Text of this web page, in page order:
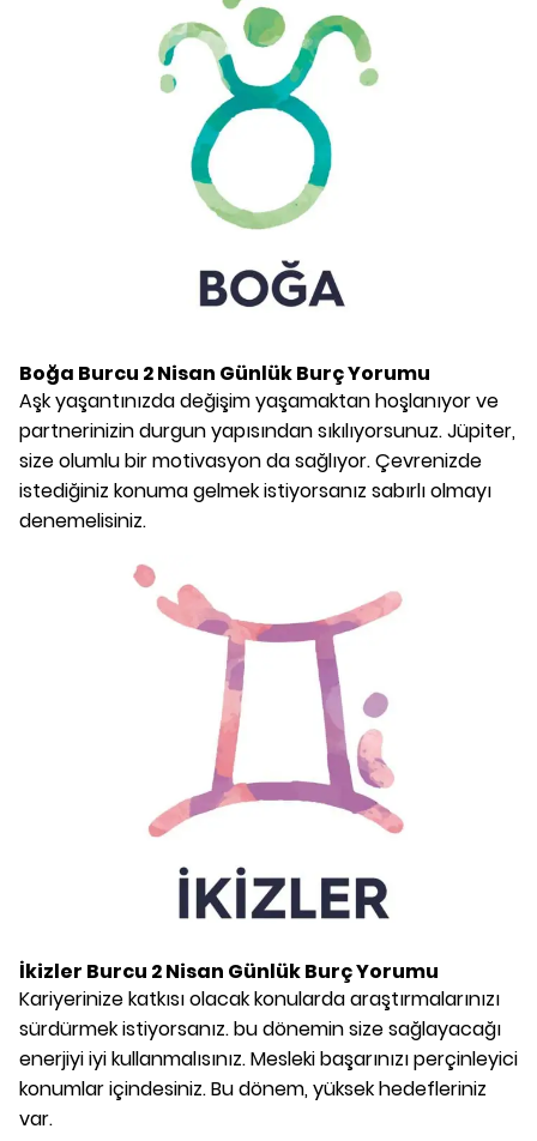
Boğa Burcu 2 Nisan Günlük Burç Yorumu
Aşk yaşantınızda değişim yaşamaktan hoşlanıyor ve
partnerinizin durgun yapısından sıkılıyorsunuz. Jüpiter,
size olumlu bir motivasyon da sağlıyor. Çevrenizde
istediğiniz konuma gelmek istiyorsanız sabırlı olmayı
denemelisiniz.
İkizler Burcu 2 Nisan Günlük Burç Yorumu
Kariyerinize katkısı olacak konularda araştırmalarınızı
sürdürmek istiyorsanız. bu dönemin size sağlayacağı
enerjiyi iyi kullanmalısınız. Mesleki başarınızı perçinleyici
konumlar içindesiniz. Bu dönem, yüksek hedefleriniz
var.